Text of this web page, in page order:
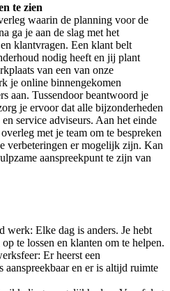
te zien
waarin de planning voor de
ga je aan de slag met het
klantvragen. Een klant belt
nodig heeft en jij plant
van een van onze
je online binnengekomen
aan. Tussendoor beantwoord je
je ervoor dat alle bijzonderheden
service adviseurs. Aan het einde
met je team om te bespreken
verbeteringen er mogelijk zijn. Kan
aanspreekpunt te zijn van
werk: Elke dag is anders. Je hebt
te lossen en klanten om te helpen.
Er heerst een
aanspreekbaar en er is altijd ruimte